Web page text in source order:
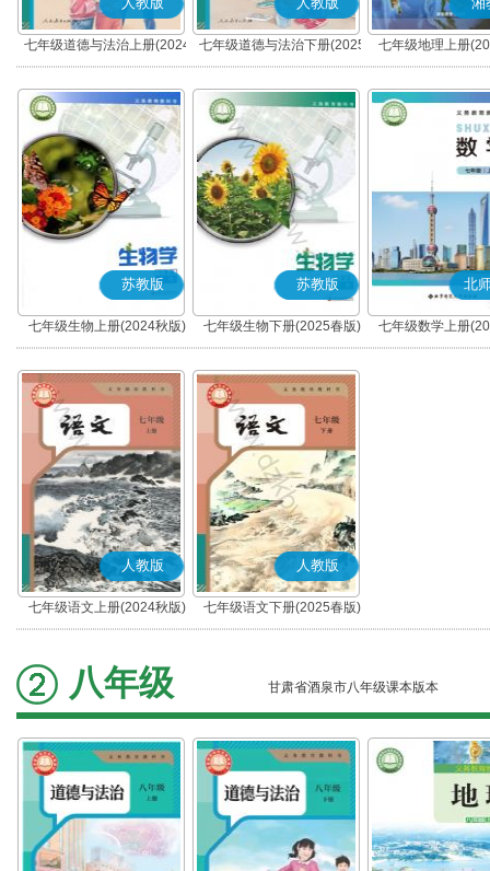
七年级道德与法治上册(2024
秋版)(部编版)
七年级道德与法治下册(2025
春版)(部编版)
七年级地理上册
苏教版
七年级生物上册(2024秋版)
苏教版
七年级生物下册(2025春版)
北
七年级数学上册
人教版
七年级语文上册(2024秋版)
(部编版)
人教版
七年级语文下册(2025春版)
(部编版)
八年级 甘肃省酒泉市八年级课本版本